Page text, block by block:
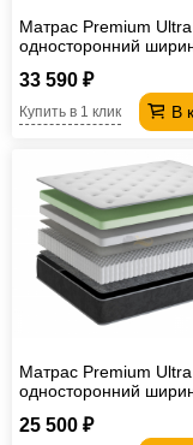
Матрас Premium Ultra
односторонний
33 590 ₽
В
Купить в 1 клик
Матрас Premium Ultra
односторонний
25 500 ₽